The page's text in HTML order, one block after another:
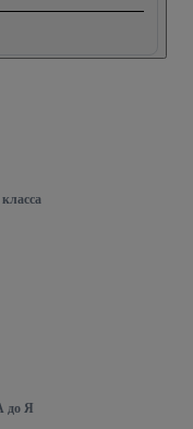
до Я